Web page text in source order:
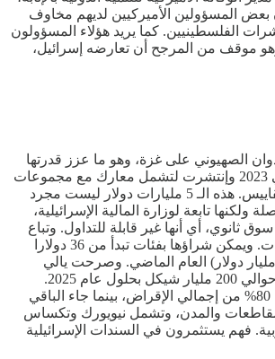
إسرائيل طلبت الأموال لتغطية عمليات المؤسسة لمدة 180 يوما. ويؤكد مصدران أن بعض المسؤولين الأميركيين لديهم مخاوف
الفلسطينيين. كما يريد هؤلاء المسؤولون
موقف من المرجح أن تعارضه إسرائيل،
الصهيوني على غزة، وهو ما عزز قدرتها
على تمويل الصراع المستمر منذ عشرين شهرا. ويزيد هذا المبلغ عن ضعف المبلغ الذي جمعته المنظمة في فترات زمنية مماثلة قبل العدوان الصهيوني على غزة في 2023 وإنتشرت لتشمل معارك مع مجموعات
أخرى مدعومة من إيران. وقال داني نافيه، الرئيس والمدير التنفيذي لشركة سندات إسرائيل: "غير السابع من أكتوبر كل شيء. لكن ما تلا ذلك كان استثنائيا بكل المقاييس. هذه الـ 5 مليارات دولار ليست مجرد
وتبيع شركة "إسرائيل بوندز"، التي تم تسجيلها في الولايات المتحدة منذ عام 1951 وهي شركة منفصلة ولكنها تابعة لوزارة المالية الإسرائيلية،
ثانوي، أي أنها غير قابلة للتداول. وتباع
هذه الأدوات بأسماء مثل "مازل توف" و"مكابي"، بآجال إستحقاق تتراوح بين سنة وخمس عشرة سنة، وعوائد تتراوح بين 4.86% و5.44% للسندات ذات الخمس سنوات. ويمكن شراؤها بفئات تبدأ من 36 دولارا
أمريكيا. وأرهقت الحرب المالية العامة لإسرائيل، وإقترضت حكومة رئيس وزراء كيان الإحتلال الإسرائيلي، بنيامين نتنياهو، مبلغا قياسيا بلغ 278.4 مليار شيكل (75.9 مليار دولار) العام الماضي. وصرحت يالي
روتنبرغ، المحاسبة العامة في وزارة المالية والمسؤولة عن إدارة الدين السيادي الإسرائيلي، لوكالة بلومبرغ في وقت سابق من هذا العام بأن إحتياجات البلاد ستبلغ حوالي 200 مليار شيكل بحلول عام 2025.
وتجري إسرائيل معظم إقتراضها من سوق السندات المحلية، حيث يحرك الطلب مستثمرون مؤسسيون ذوو موارد مالية ضخمة. وفي العام الماضي، إستحوذت على 80% من إجمالي الإقراض، بينما جاء الباقي
والمدن، وتشمل نيويورك وتكساس
بقيمة 700 مليون دولار. وقال نافيه: "إنه نهج ثنائي الحزبية. فهم يستثمرون في السندات الإسرائيلية